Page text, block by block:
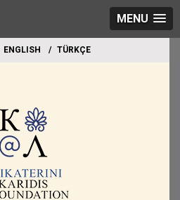
MENU
ΕΝGLISH TÜRKÇE